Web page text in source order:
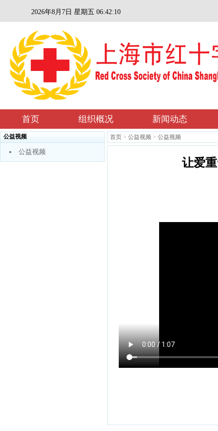
2026年8月7日 星期五 06:42:10
首页 组织概况 新闻动态
公益视频
公益视频
首页 > 公益视频 > 公益视频
让爱